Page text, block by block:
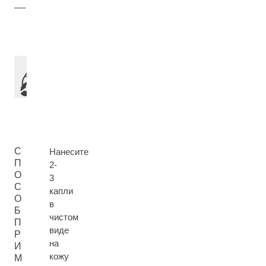
С
П
О
С
О
Б
П
Р
И
М
Нанесите
2-
3
капли
в
чистом
виде
на
кожу